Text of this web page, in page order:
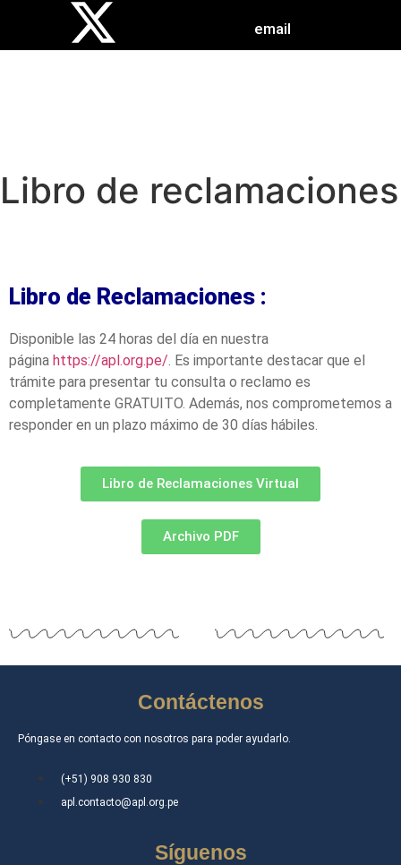
email
Libro de reclamaciones
Libro de Reclamaciones :
Disponible las 24 horas del día en nuestra
página https://apl.org.pe/. Es importante destacar que el
trámite para presentar tu consulta o reclamo es
completamente GRATUITO. Además, nos comprometemos a
responder en un plazo máximo de 30 días hábiles.
Libro de Reclamaciones Virtual
Archivo PDF
Contáctenos
Póngase en contacto con nosotros para poder ayudarlo.
(+51) 908 930 830
apl.contacto@apl.org.pe
Síguenos